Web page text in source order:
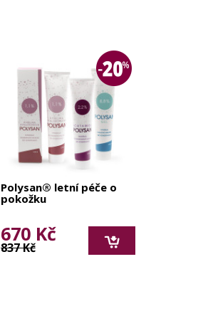
Polysan® letní péče o
pokožku
670 Kč
837 Kč